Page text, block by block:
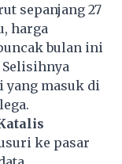
sepanjang 27
harga
bulan ini
Selisihnya
yang masuk di
ke pasar